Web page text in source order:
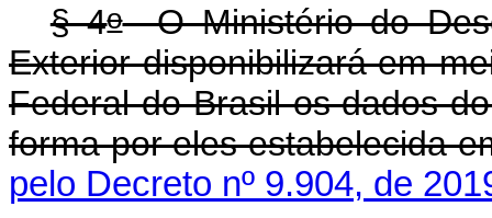
§ 4oO Ministério do
Exterior disponibilizará em
Federal do Brasil os dados
forma por eles estabelecida
pelo Decreto nº 9.904, de